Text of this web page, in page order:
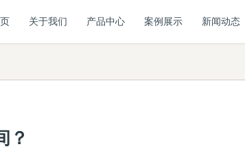
关于我们 产品中心 案例展示 新闻动态
？